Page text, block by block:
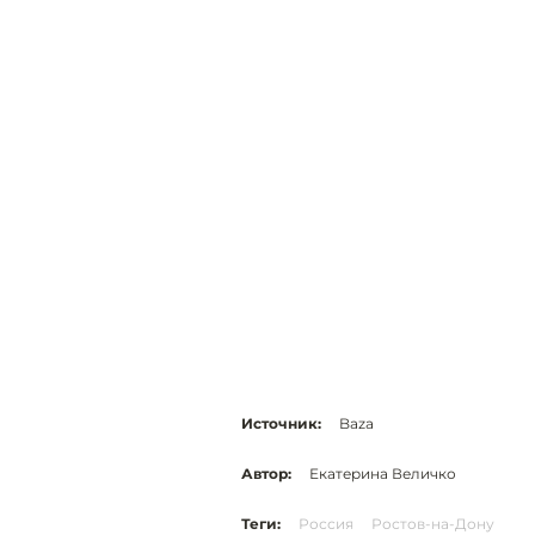
Источник: Baza
Автор: Екатерина Величко
Теги: Россия Ростов-на-Дону